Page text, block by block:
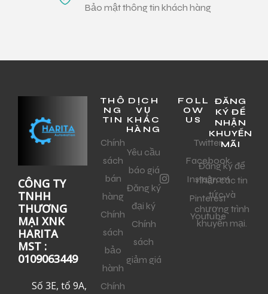
Bảo mật thông tin khách hàng
CÔNG TY
TNHH
THƯƠNG
MẠI XNK
HARITA
MST :
0109063449
Số 3E, tổ 9A,
THÔ
NG
TIN
Chính
sách
bán
hàng
Chính
sách
bảo
hành
Chính
DỊCH
VỤ
KHÁC
HÀNG
Yêu cầu
báo giá
Đăng ký
đại ký
Chính
sách
giảm giá
FOLL
OW
US
Twitter
Facebook
Instagram
Pinterest
Youtube
ĐĂNG
KÝ ĐỂ
NHẬN
KHUYẾN
MÃI
Đăng ký để
nhận các tin
tức và
chương trình
khuyến mại.